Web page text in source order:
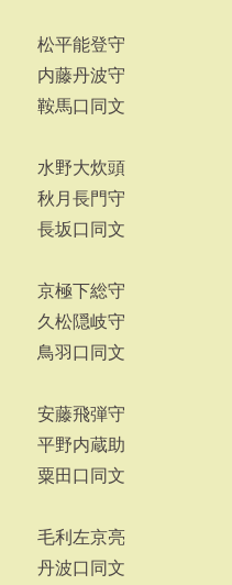
松平能登守
内藤丹波守
鞍馬口同文
水野大炊頭
秋月長門守
長坂口同文
京極下総守
久松隠岐守
鳥羽口同文
安藤飛弾守
平野内蔵助
粟田口同文
毛利左京亮
丹波口同文